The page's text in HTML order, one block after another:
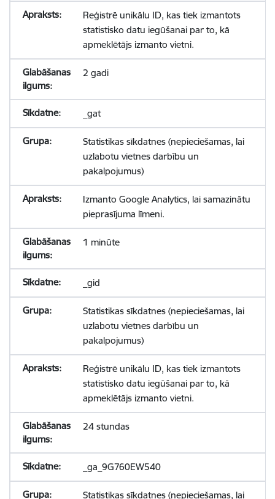
Reģistrē unikālu ID, kas tiek izmantots
statistisko datu iegūšanai par to, kā
apmeklētājs izmanto vietni.
2 gadi
_gat
Statistikas sīkdatnes (nepieciešamas, lai
uzlabotu vietnes darbību un
pakalpojumus)
Izmanto Google Analytics, lai samazinātu
pieprasījuma līmeni.
1 minūte
_gid
Statistikas sīkdatnes (nepieciešamas, lai
uzlabotu vietnes darbību un
pakalpojumus)
Reģistrē unikālu ID, kas tiek izmantots
statistisko datu iegūšanai par to, kā
apmeklētājs izmanto vietni.
24 stundas
_ga_9G760EW540
Statistikas sīkdatnes (nepieciešamas, lai